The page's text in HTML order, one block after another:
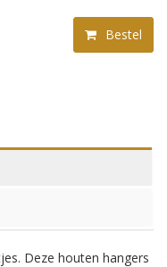
Bestel
Deze houten hangers